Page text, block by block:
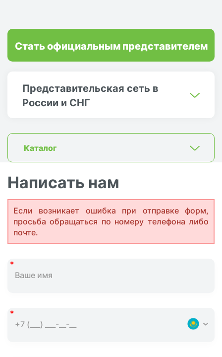
Представительская сеть в
России и СНГ
Стать официальным представителем
Каталог
Написать нам
Если возникает ошибка при отправке форм,
просьба обращаться по номеру телефона либо
почте.